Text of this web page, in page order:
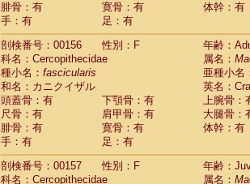
腓骨：有
寛骨：有
体幹：有
手：有
足：有
剖検番号：00156
性別：F
年齢：
科名：Cercopithecidae
属名：
種小名： fascicularis
亜種小名
和名：カニクイザル
英名：
頭蓋骨：有
下顎骨：有
上腕骨：
尺骨：有
肩甲骨：有
大腿骨：
腓骨：有
寛骨：有
体幹：有
手：有
足：有
剖検番号：00157
性別：F
年齢：
科名：Cercopithecidae
属名：